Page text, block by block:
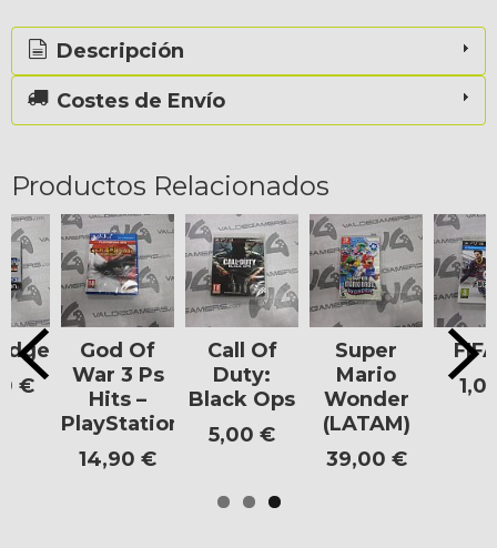
Descripción
Costes de Envío
Productos Relacionados
€
God Of
War 3 Ps
Hits –
PlayStation...
14,90 €
Call Of
Duty:
Black Ops
5,00 €
Super
Mario
Wonder
(LATAM)
39,00 €